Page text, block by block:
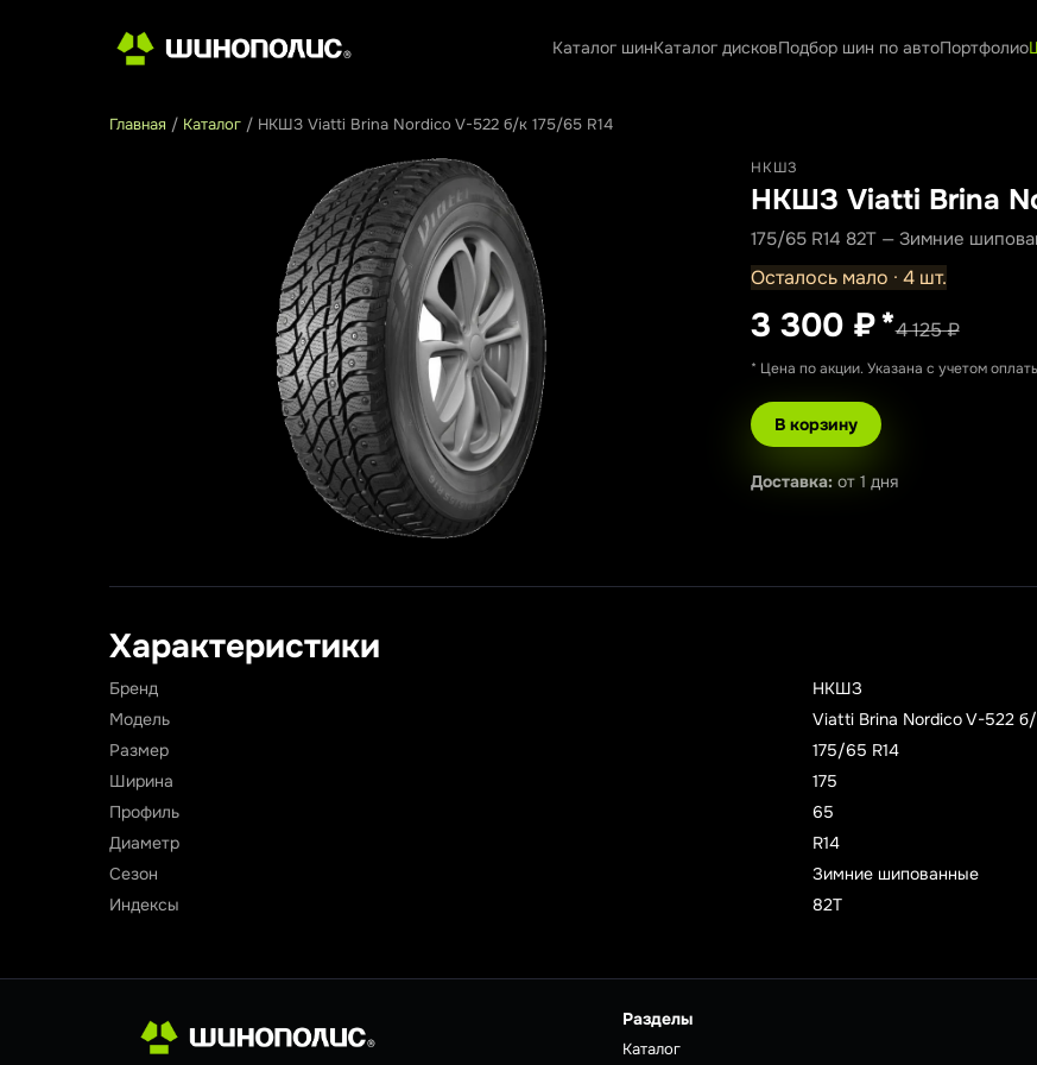
Каталог шинКаталог дисковПодбор шин по автоПортфолио
Главная / Каталог / НКШЗ Viatti Brina Nordico V-522 б/к 175/65 R14
НКШЗ
НКШЗ Viatti Brina
175/65 R14 82T — Зимние
Осталось мало · 4 шт.
3 300 ₽*4 125 ₽
* Цена по акции. Указана с учетом
В корзину
Доставка: от 1 дня
Характеристики
Бренд
НКШЗ
Модель
Viatti Brina Nordico V-522
Размер
175/65 R14
Ширина
175
Профиль
65
Диаметр
R14
Сезон
Зимние шипованные
Индексы
82T
Разделы
Каталог